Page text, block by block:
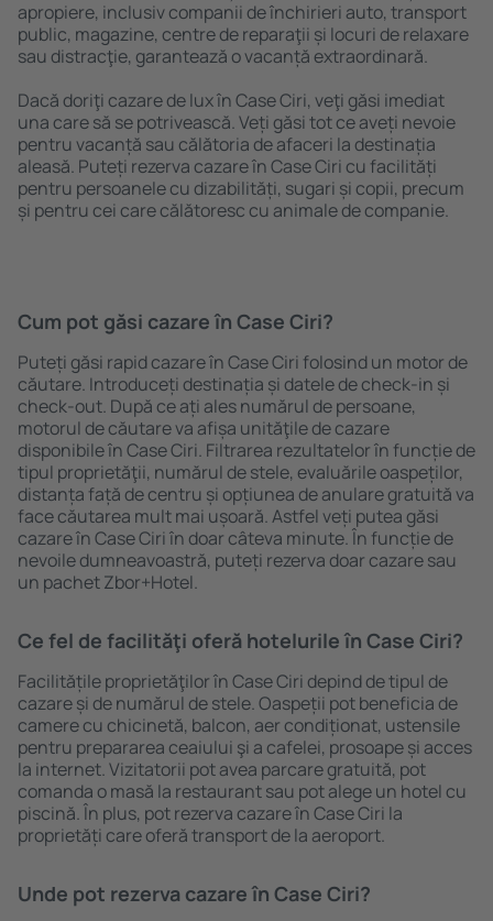
apropiere, inclusiv companii de închirieri auto, transport
public, magazine, centre de reparaţii și locuri de relaxare
sau distracţie, garantează o vacanță extraordinară.
Dacă doriţi cazare de lux în Case Ciri, veţi găsi imediat
una care să se potrivească. Veți găsi tot ce aveți nevoie
pentru vacanță sau călătoria de afaceri la destinația
aleasă. Puteți rezerva cazare în Case Ciri cu facilități
pentru persoanele cu dizabilități, sugari și copii, precum
și pentru cei care călătoresc cu animale de companie.
Cum pot găsi cazare în Case Ciri?
Puteți găsi rapid cazare în Case Ciri folosind un motor de
căutare. Introduceți destinația și datele de check-in și
check-out. După ce ați ales numărul de persoane,
motorul de căutare va afișa unităţile de cazare
disponibile în Case Ciri. Filtrarea rezultatelor în funcție de
tipul proprietăţii, numărul de stele, evaluările oaspeților,
distanța față de centru și opțiunea de anulare gratuită va
face căutarea mult mai ușoară. Astfel veți putea găsi
cazare în Case Ciri în doar câteva minute. În funcție de
nevoile dumneavoastră, puteți rezerva doar cazare sau
un pachet Zbor+Hotel.
Ce fel de facilităţi oferă hotelurile în Case Ciri?
Facilitățile proprietăţilor în Case Ciri depind de tipul de
cazare și de numărul de stele. Oaspeții pot beneficia de
camere cu chicinetă, balcon, aer condiționat, ustensile
pentru prepararea ceaiului şi a cafelei, prosoape și acces
la internet. Vizitatorii pot avea parcare gratuită, pot
comanda o masă la restaurant sau pot alege un hotel cu
piscină. În plus, pot rezerva cazare în Case Ciri la
proprietăți care oferă transport de la aeroport.
Unde pot rezerva cazare în Case Ciri?